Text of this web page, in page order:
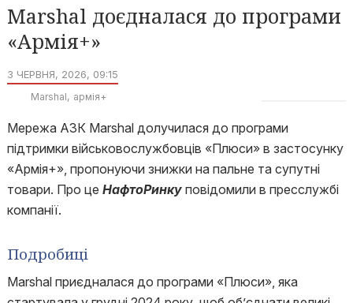
Marshal доєдналася до програми
«Армія+»
3 ЧЕРВНЯ, 2026, 09:15
Marshal армія+
Мережа АЗК Marshal долучилася до програми
підтримки військовослужбовців «Плюси» в застосунку
«Армія+», пропонуючи знижки на пальне та супутні
товари. Про це НафтоРинкуповідомили в пресслужбі
компанії.
Подробиці
Marshal приєдналася до програми «Плюси», яка